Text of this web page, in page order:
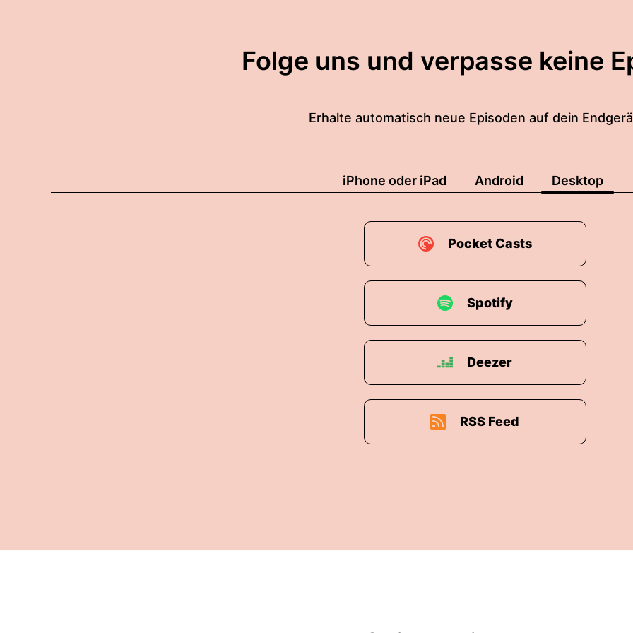
Folge uns und verpasse keine
Erhalte automatisch neue Episoden auf dein
iPhone oder iPad Android Desktop
Pocket Casts
Spotify
Deezer
RSS Feed